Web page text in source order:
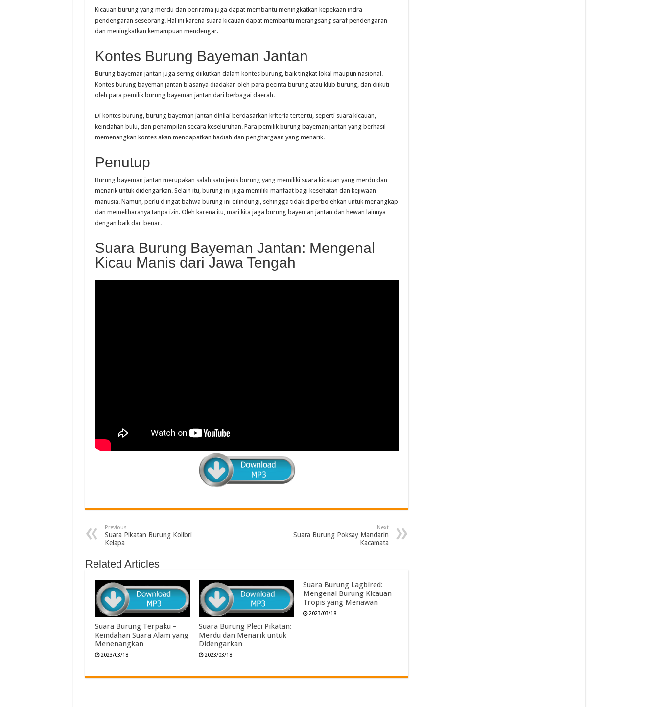
Kicauan burung yang merdu dan berirama juga dapat membantu meningkatkan kepekaan indra
pendengaran seseorang. Hal ini karena suara kicauan dapat membantu merangsang saraf pendengaran
dan meningkatkan kemampuan mendengar.
Kontes Burung Bayeman Jantan
Burung bayeman jantan juga sering diikutkan dalam kontes burung, baik tingkat lokal maupun nasional.
Kontes burung bayeman jantan biasanya diadakan oleh para pecinta burung atau klub burung, dan diikuti
oleh para pemilik burung bayeman jantan dari berbagai daerah.
Di kontes burung, burung bayeman jantan dinilai berdasarkan kriteria tertentu, seperti suara kicauan,
keindahan bulu, dan penampilan secara keseluruhan. Para pemilik burung bayeman jantan yang berhasil
memenangkan kontes akan mendapatkan hadiah dan penghargaan yang menarik.
Penutup
Burung bayeman jantan merupakan salah satu jenis burung yang memiliki suara kicauan yang merdu dan
menarik untuk didengarkan. Selain itu, burung ini juga memiliki manfaat bagi kesehatan dan kejiwaan
manusia. Namun, perlu diingat bahwa burung ini dilindungi, sehingga tidak diperbolehkan untuk menangkap
dan memeliharanya tanpa izin. Oleh karena itu, mari kita jaga burung bayeman jantan dan hewan lainnya
dengan baik dan benar.
Suara Burung Bayeman Jantan: Mengenal
Kicau Manis dari Jawa Tengah
Previous
Suara Pikatan Burung Kolibri
Kelapa
Next
Suara Burung Poksay Mandarin
Kacamata
Related Articles
Suara Burung Terpaku –
Keindahan Suara Alam yang
Menenangkan
2023/03/18
Suara Burung Pleci Pikatan:
Merdu dan Menarik untuk
Didengarkan
2023/03/18
Suara Burung Lagbired:
Mengenal Burung Kicauan
Tropis yang Menawan
2023/03/18